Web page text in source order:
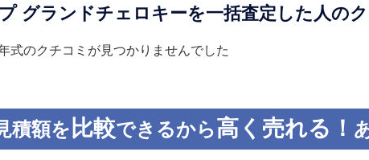
「アルティ
グランドチェロキーを一括査定した人の
式のクチコミが見つかりませんでした
積額を 比較できるから高く売れる！